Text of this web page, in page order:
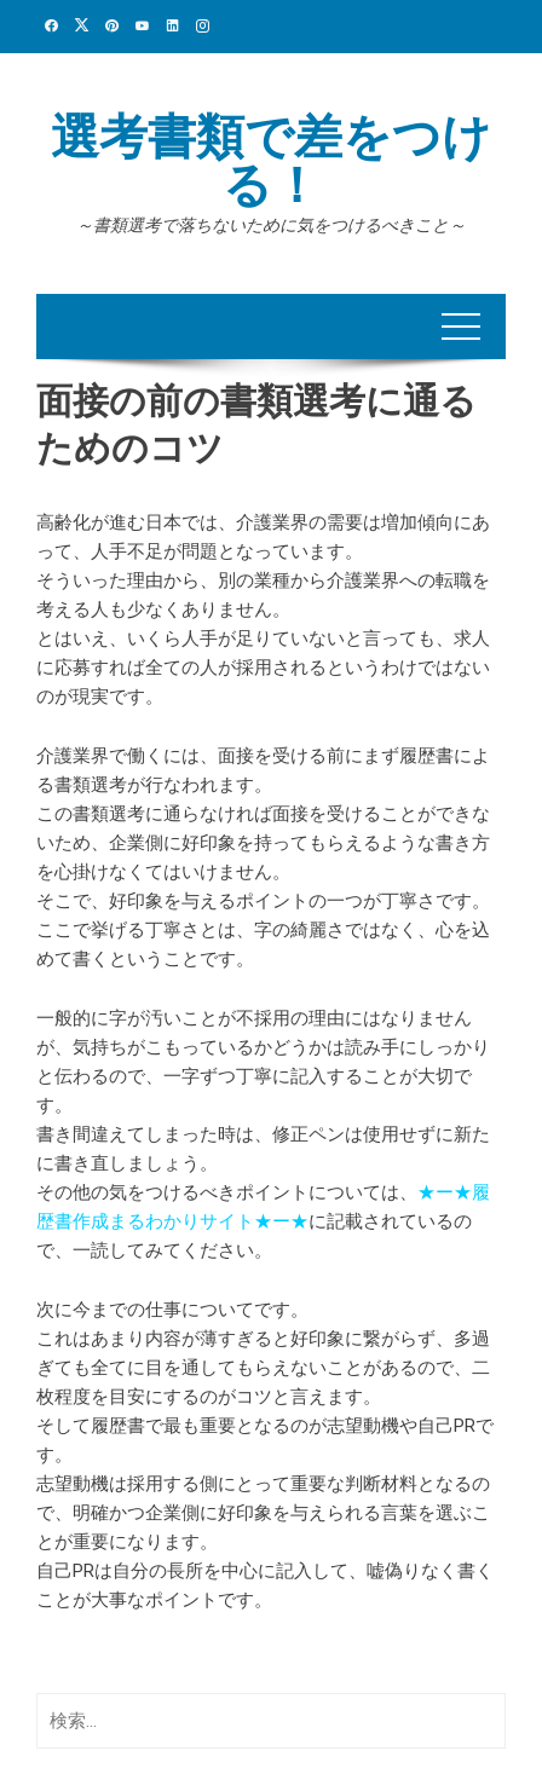
選考書類で差をつけ
る！
～書類選考で落ちないために気をつけるべきこと～
面接の前の書類選考に通る
ためのコツ
高齢化が進む日本では、介護業界の需要は増加傾向にあ
って、人手不足が問題となっています。
そういった理由から、別の業種から介護業界への転職を
考える人も少なくありません。
とはいえ、いくら人手が足りていないと言っても、求人
に応募すれば全ての人が採用されるというわけではない
のが現実です。
介護業界で働くには、面接を受ける前にまず履歴書によ
る書類選考が行なわれます。
この書類選考に通らなければ面接を受けることができな
いため、企業側に好印象を持ってもらえるような書き方
を心掛けなくてはいけません。
そこで、好印象を与えるポイントの一つが丁寧さです。
ここで挙げる丁寧さとは、字の綺麗さではなく、心を込
めて書くということです。
一般的に字が汚いことが不採用の理由にはなりません
が、気持ちがこもっているかどうかは読み手にしっかり
と伝わるので、一字ずつ丁寧に記入することが大切で
す。
書き間違えてしまった時は、修正ペンは使用せずに新た
に書き直しましょう。
その他の気をつけるべきポイントについては、 ★ー★履
歴書作成まるわかりサイト ★ー★に記載されているの
で、一読してみてください。
次に今までの仕事についてです。
これはあまり内容が薄すぎると好印象に繋がらず、多過
ぎても全てに目を通してもらえないことがあるので、二
枚程度を目安にするのがコツと言えます。
そして履歴書で最も重要となるのが志望動機や自己PRで
す。
志望動機は採用する側にとって重要な判断材料となるの
で、明確かつ企業側に好印象を与えられる言葉を選ぶこ
とが重要になります。
自己PRは自分の長所を中心に記入して、嘘偽りなく書く
ことが大事なポイントです。
索: